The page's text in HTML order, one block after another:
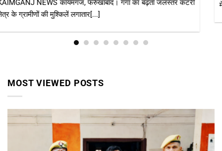
में, संक्रामक रोगों पर[...]
MOST VIEWED POSTS